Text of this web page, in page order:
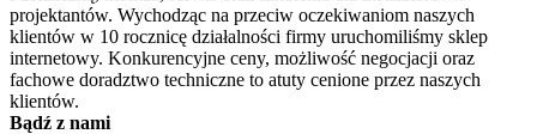
projektantów. Wychodząc na przeciw oczekiwaniom naszych
klientów w 10 rocznicę działalności firmy uruchomiliśmy sklep
internetowy. Konkurencyjne ceny, możliwość negocjacji oraz
fachowe doradztwo techniczne to atuty cenione przez naszych
klientów.
Bądź z nami